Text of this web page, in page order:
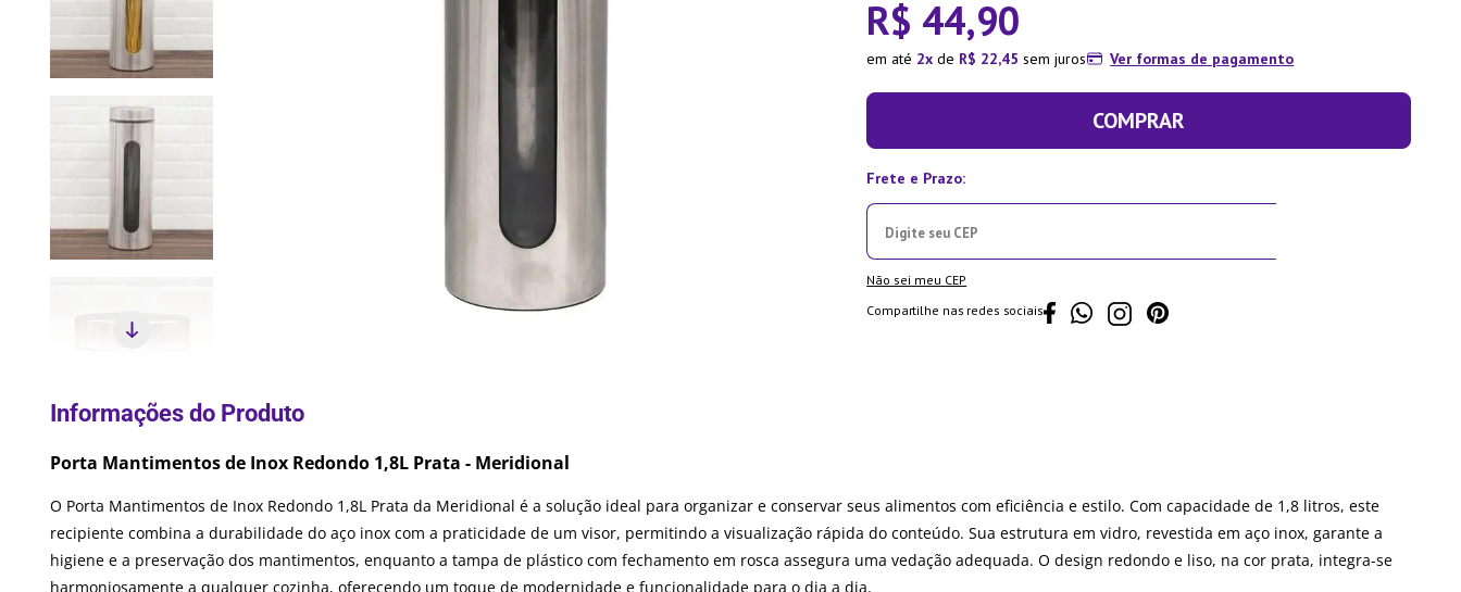
R$ 44,90
em até 2 de R$ 22,45 sem juros Ver formas de pagamento
COMPRAR
Não sei meu CEP
Compartilhe nas redes sociais
Porta Mantimentos de Inox Redondo 1,8L Prata - Meridional
O Porta Mantimentos de Inox Redondo 1,8L Prata da Meridional é a solução ideal para organizar e conservar seus alimentos com eficiência e estilo. Com capacidade de 1,8 litros, este
recipiente combina a durabilidade do aço inox com a praticidade de um visor, permitindo a visualização rápida do conteúdo. Sua estrutura em vidro, revestida em aço inox, garante a
higiene e a preservação dos mantimentos, enquanto a tampa de plástico com fechamento em rosca assegura uma vedação adequada. O design redondo e liso, na cor prata, integra-se
harmoniosamente a qualquer cozinha, oferecendo um toque de modernidade e funcionalidade para o dia a dia.